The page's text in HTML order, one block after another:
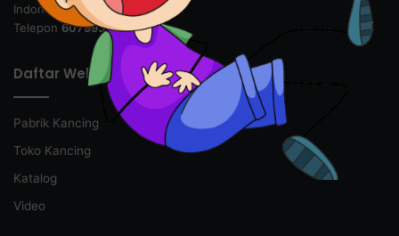
Indonesia
Telepon 6079935
Daftar Web
Pabrik Kancing
Toko Kancing
Katalog
Video